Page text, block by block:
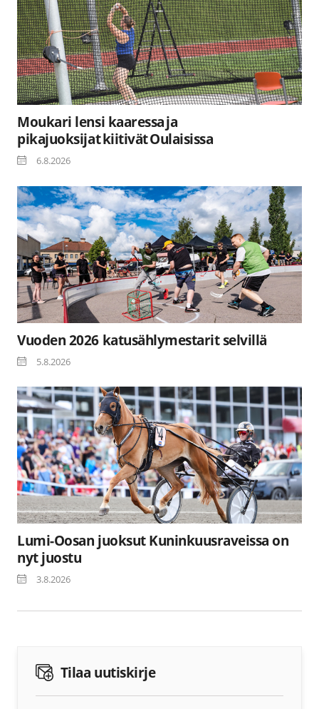
Moukari lensi kaaressa ja
pikajuoksijat kiitivät Oulaisissa
6.8.2026
Vuoden 2026 katusählymestarit selvillä
5.8.2026
Lumi-Oosan juoksut Kuninkuusraveissa on
nyt juostu
3.8.2026
Tilaa uutiskirje